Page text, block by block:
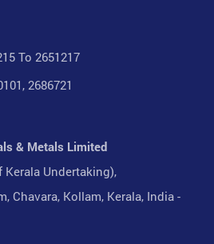
To 2651217
2686721
& Metals Limited
Kerala Undertaking),
Chavara, Kollam, Kerala, India -